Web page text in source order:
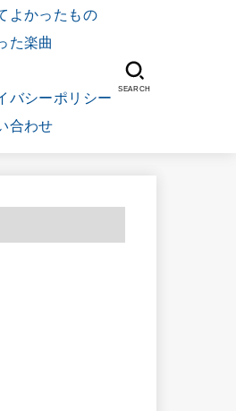
よかったもの
た楽曲
バシーポリシー
合わせ
SEARCH